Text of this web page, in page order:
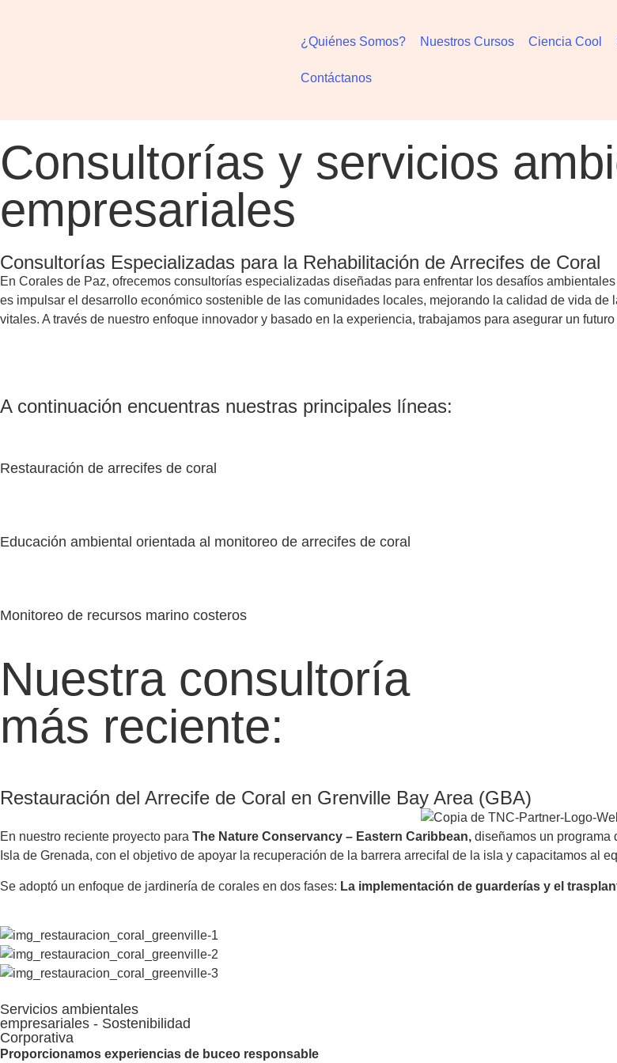
¿Quiénes Somos? Nuestros Cursos Ciencia Cool
Contáctanos
¿QUIÉNES SOMOS? Nuestro equipo
NUESTROS CURSOS Reef Repair
CIENCIA Proyectos Educación y divulgación cientifica
SERVICIOS AMBIENTALES Servicios Ambientales Empresariales
Consultorías y servicios
empresariales
Consultorías Especializadas para la Rehabilitación de Arrecifes de Coral
En Corales de Paz, ofrecemos consultorías especializadas diseñadas para enfrentar los desafíos
es impulsar el desarrollo económico sostenible de las comunidades locales, mejorando la calidad de vida
vitales. A través de nuestro enfoque innovador y basado en la experiencia, trabajamos para asegurar un
A continuación encuentras nuestras principales líneas:
Restauración de arrecifes de coral
Educación ambiental orientada al monitoreo de arrecifes de coral
Monitoreo de recursos marino costeros
Nuestra consultoría
más reciente:
Restauración del Arrecife de Coral en Grenville Bay Area (GBA)
En nuestro reciente proyecto para The Nature Conservancy – Eastern Caribbean, diseñamos un programa
Isla de Grenada, con el objetivo de apoyar la recuperación de la barrera arrecifal de la isla y capacitamos al
Se adoptó un enfoque de jardinería de corales en dos fases: La implementación de guarderías y el
Servicios ambientales
empresariales - Sostenibilidad
Corporativa
Proporcionamos experiencias de buceo responsable